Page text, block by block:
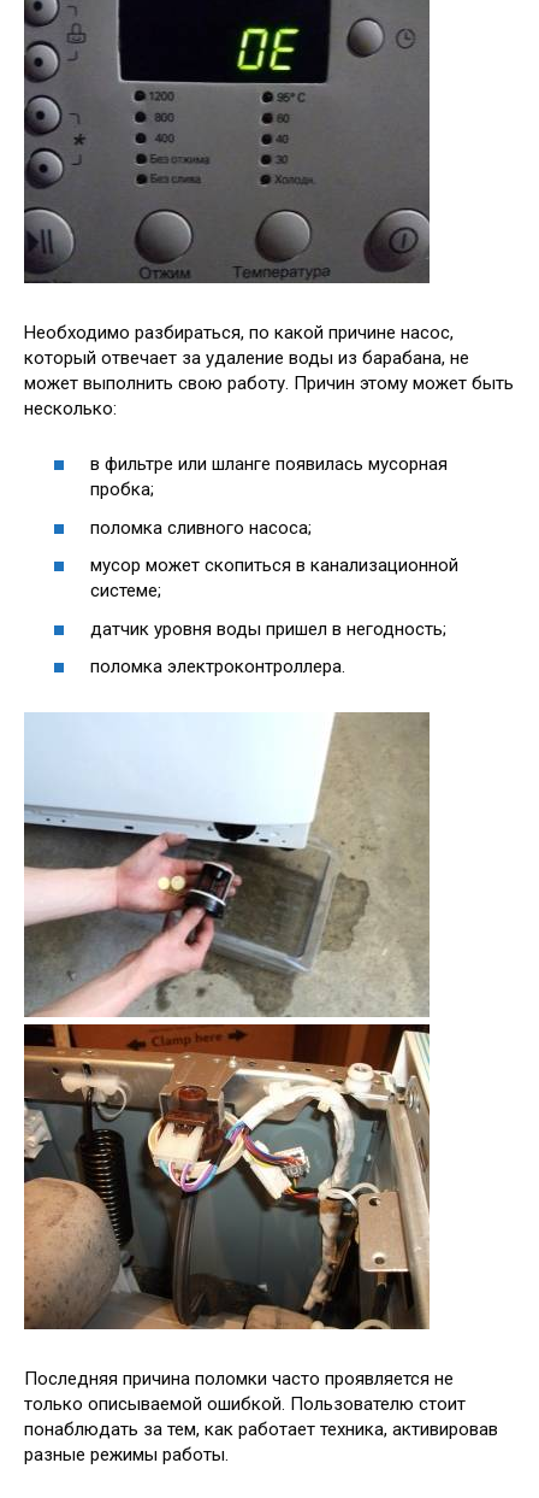
Необходимо разбираться, по какой причине насос,
который отвечает за удаление воды из барабана, не
может выполнить свою работу. Причин этому может быть
несколько:
в фильтре или шланге появилась мусорная
пробка;
поломка сливного насоса;
мусор может скопиться в канализационной
системе;
датчик уровня воды пришел в негодность;
поломка электроконтроллера.
Последняя причина поломки часто проявляется не
только описываемой ошибкой. Пользователю стоит
понаблюдать за тем, как работает техника, активировав
разные режимы работы.